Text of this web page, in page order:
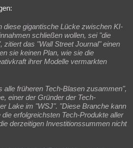
diese gigantische Lücke zwischen KI-
schließen wollen, sei "die
zitiert das "Wall Street Journal" einen
sie keinen Plan, wie sie die
ihrer Modelle vermarkten
alle früheren Tech-Blasen zusammen",
einer der Gründer der Tech-
Lake im "WSJ". "Diese Branche kann
erfolgreichsten Tech-Produkte aller
derzeitigen Investitionssummen nicht